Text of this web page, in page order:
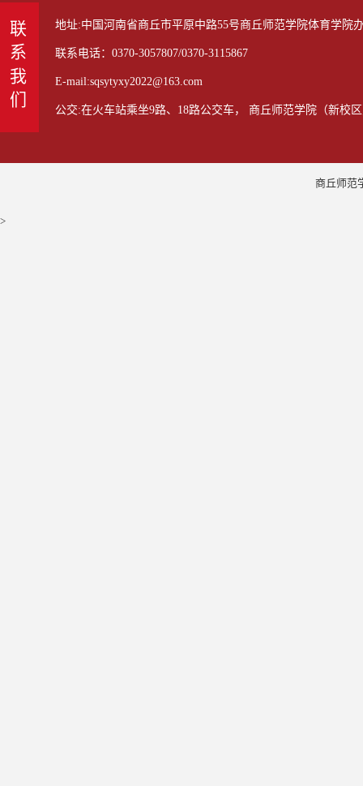
联系我们 地址:中国河南省商丘市平原中路55号商丘师范学院体育学院
联系电话：0370-3057807/0370-3115867
E-mail:sqsytyxy2022@163.com
公交:在火车站乘坐9路、18路公交车， 商丘师范学院（新校
商丘师范
>